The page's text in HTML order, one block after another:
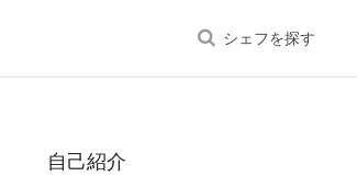
シェフを探す
自己紹介